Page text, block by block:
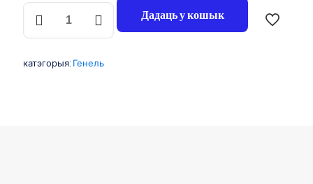
Колькасць
13
Дадаць у кошык
катэгорыя: Генель